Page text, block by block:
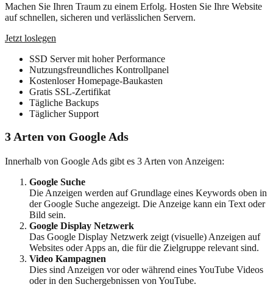
Machen Sie Ihren Traum zu einem Erfolg. Hosten Sie Ihre Website
auf schnellen, sicheren und verlässlichen Servern.
Jetzt loslegen
SSD Server mit hoher Performance
Nutzungsfreundliches Kontrollpanel
Kostenloser Homepage-Baukasten
Gratis SSL-Zertifikat
Tägliche Backups
Täglicher Support
3 Arten von Google Ads
Innerhalb von Google Ads gibt es 3 Arten von Anzeigen:
Google Suche
Die Anzeigen werden auf Grundlage eines Keywords oben in
der Google Suche angezeigt. Die Anzeige kann ein Text oder
Bild sein.
Google Display Netzwerk
Das Google Display Netzwerk zeigt (visuelle) Anzeigen auf
Websites oder Apps an, die für die Zielgruppe relevant sind.
Video Kampagnen
Dies sind Anzeigen vor oder während eines YouTube Videos
oder in den Suchergebnissen von YouTube.